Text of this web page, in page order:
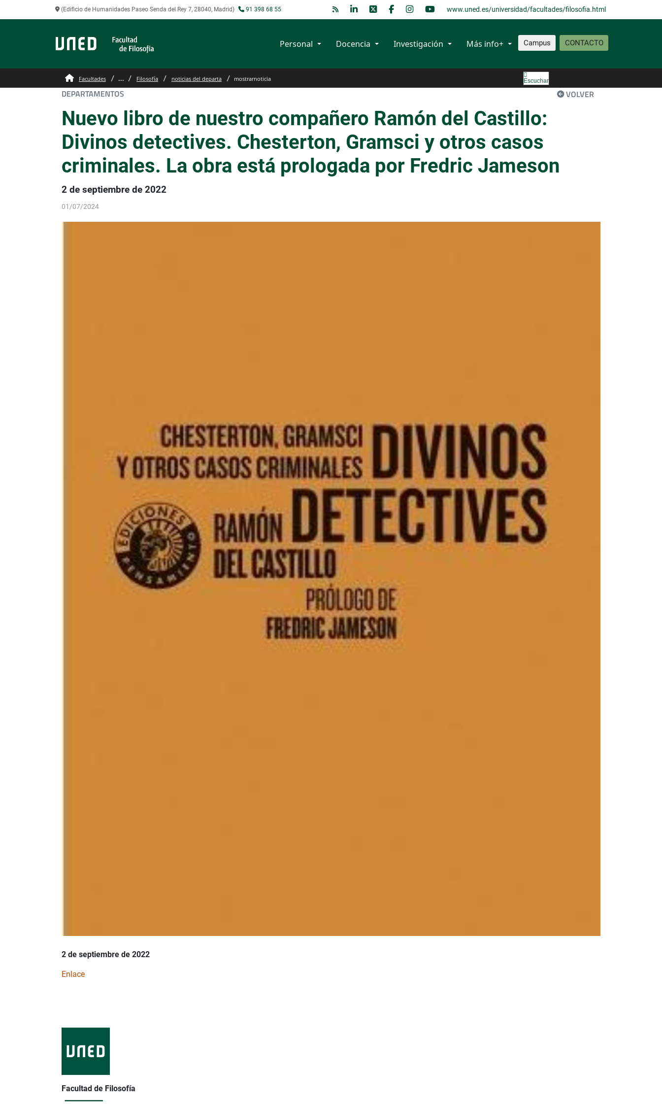
(Edificio de Humanidades Paseo Senda del Rey 7, 28040, Madrid) 91 398 68 55 www.uned.es/universidad/facultades/filosofia.html
Campus CONTACTO
Personal Docencia Investigación Más info+
Facultades ... Filosofía noticias del departa mostrarnoticia Escuchar
DEPARTAMENTOS VOLVER
Nuevo libro de nuestro compañero Ramón del Castillo:
Divinos detectives. Chesterton, Gramsci y otros casos
criminales. La obra está prologada por Fredric Jameson
2 de septiembre de 2022
01/07/2024
2 de septiembre de 2022
Enlace
Facultad de Filosofía